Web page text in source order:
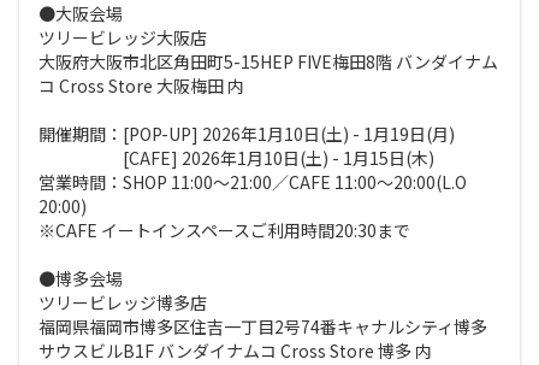
●大阪会場
ツリービレッジ大阪店
大阪府大阪市北区角田町5-15HEP FIVE梅田8階 バンダイナム
コ Cross Store 大阪梅田 内
開催期間：[POP-UP] 2026年1月10日(土) - 1月19日(月)
[CAFE] 2026年1月10日(土) - 1月15日(木)
営業時間：SHOP 11:00～21:00／CAFE 11:00〜20:00(L.O
20:00)
※CAFE イートインスペースご利用時間20:30まで
●博多会場
ツリービレッジ博多店
福岡県福岡市博多区住吉一丁目2号74番キャナルシティ博多
サウスビルB1F バンダイナムコ Cross Store 博多 内